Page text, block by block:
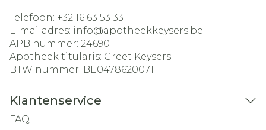
Telefoon: +32 16 63 53 33
E-mailadres: info@apotheekkeysers.be
APB nummer: 246901
Apotheek titularis: Greet Keysers
BTW nummer: BE0478620071
Klantenservice
FAQ